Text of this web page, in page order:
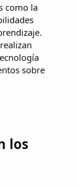
como la
sobre
los